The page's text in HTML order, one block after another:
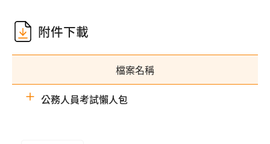
附件下載
檔案名稱
公務人員考試懶人包